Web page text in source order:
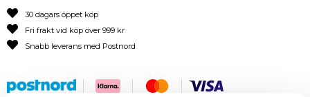
30 dagars öppet köp
Fri frakt vid köp över 999 kr
Snabb leverans med Postnord